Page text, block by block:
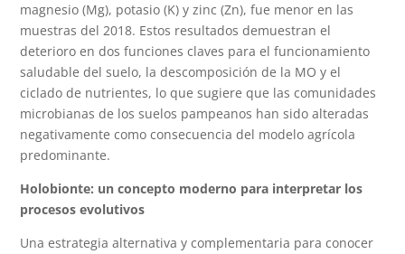
magnesio (Mg), potasio (K) y zinc (Zn), fue menor en las
muestras del 2018. Estos resultados demuestran el
deterioro en dos funciones claves para el funcionamiento
saludable del suelo, la descomposición de la MO y el
ciclado de nutrientes, lo que sugiere que las comunidades
microbianas de los suelos pampeanos han sido alteradas
negativamente como consecuencia del modelo agrícola
predominante.
Holobionte: un concepto moderno para interpretar los
procesos evolutivos
Una estrategia alternativa y complementaria para conocer